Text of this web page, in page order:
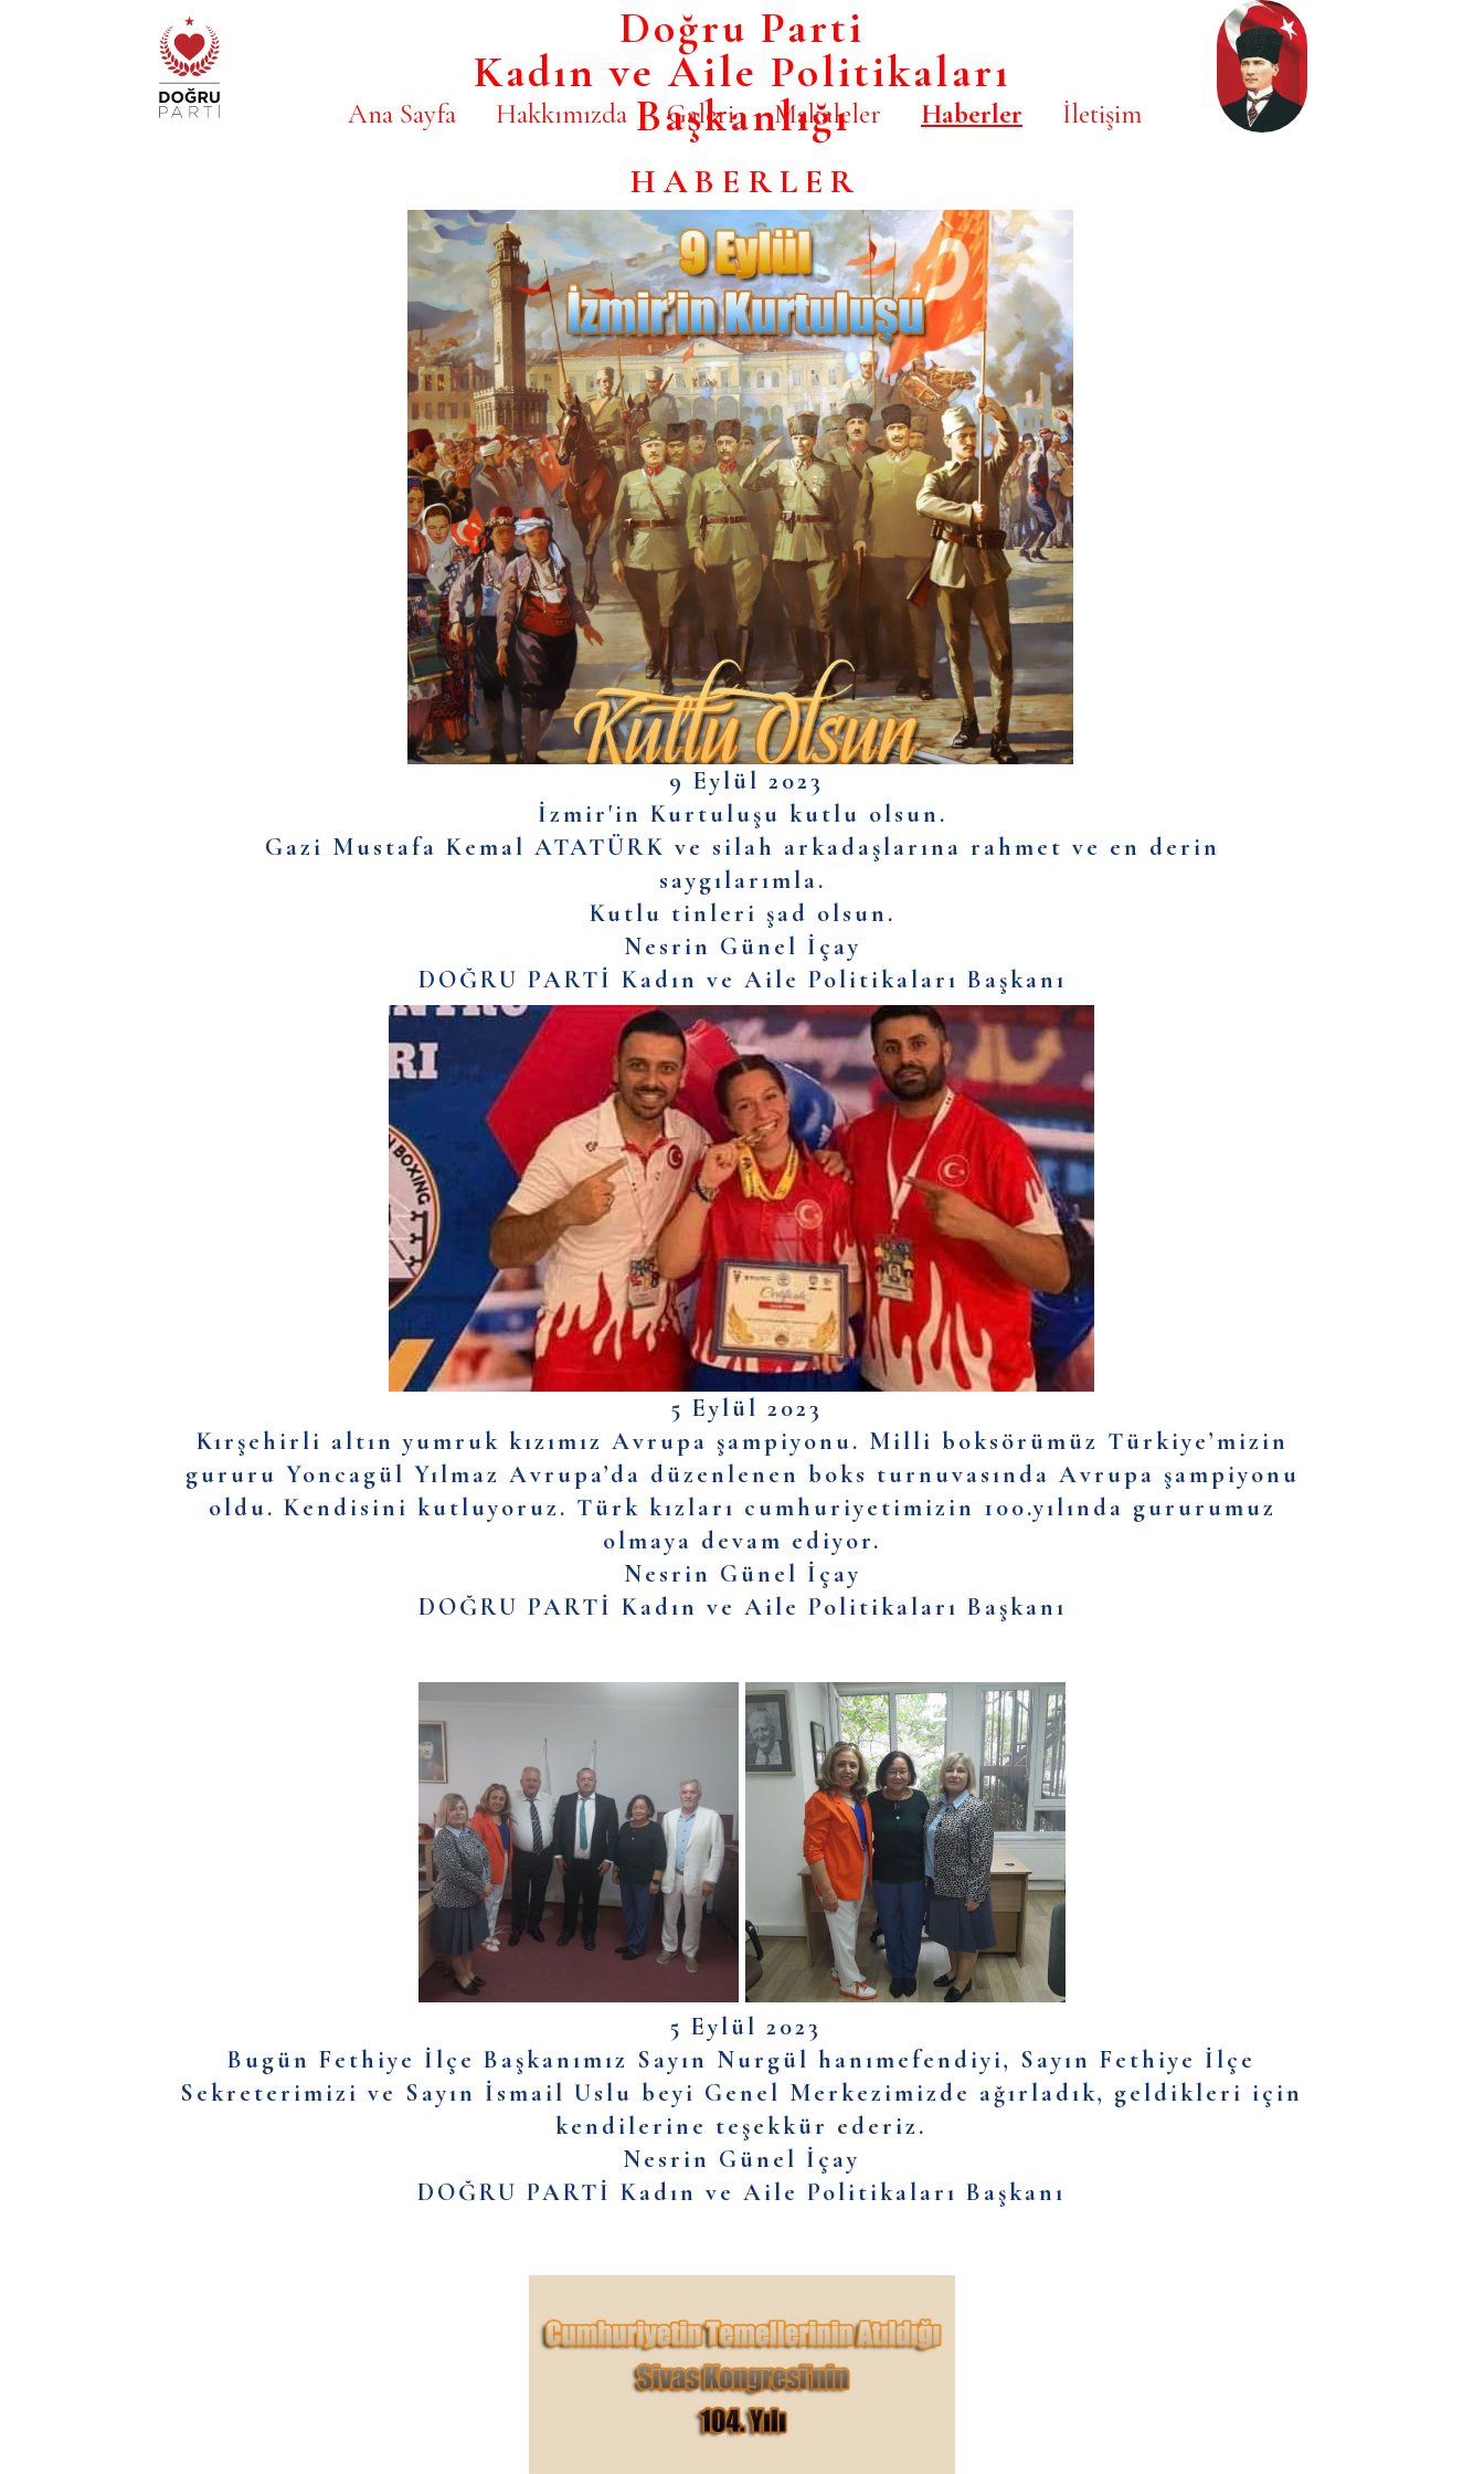
Ana Sayfa Hakkımızda Galeri Makaleler Haberler İletişim
Doğru Parti
Kadın ve Aile Politikaları
Başkanlığı
H A B E R L E R
5 Eylül 2023
Bugün Fethiye İlçe Başkanımız Sayın Nurgül hanımefendiyi, Sayın Fethiye İlçe
Sekreterimizi ve Sayın İsmail Uslu beyi Genel Merkezimizde ağırladık, geldikleri için
kendilerine teşekkür ederiz.
Nesrin Günel İçay
DOĞRU PARTİ Kadın ve Aile Politikaları Başkanı
5 Eylül 2023
Kırşehirli altın yumruk kızımız Avrupa şampiyonu. Milli boksörümüz Türkiye’mizin
gururu Yoncagül Yılmaz Avrupa’da düzenlenen boks turnuvasında Avrupa şampiyonu
oldu. Kendisini kutluyoruz. Türk kızları cumhuriyetimizin 100.yılında gururumuz
olmaya devam ediyor.
Nesrin Günel İçay
DOĞRU PARTİ Kadın ve Aile Politikaları Başkanı
9 Eylül 2023
İzmir'in Kurtuluşu kutlu olsun.
Gazi Mustafa Kemal ATATÜRK ve silah arkadaşlarına rahmet ve en derin
saygılarımla.
Kutlu tinleri şad olsun.
Nesrin Günel İçay
DOĞRU PARTİ Kadın ve Aile Politikaları Başkanı